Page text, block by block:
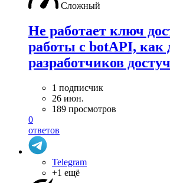
Сложный
Не работает ключ
работы с botAPI, как
разработчиков
1 подписчик
26 июн.
189 просмотров
0
ответов
Telegram
+1 ещё